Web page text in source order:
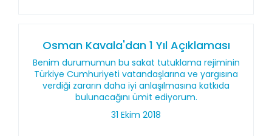
Osman Kavala'dan 1 Yıl Açıklaması
Benim durumumun bu sakat tutuklama rejiminin
Türkiye Cumhuriyeti vatandaşlarına ve yargısına
verdiği zararın daha iyi anlaşılmasına katkıda
bulunacağını ümit ediyorum.
31 Ekim 2018